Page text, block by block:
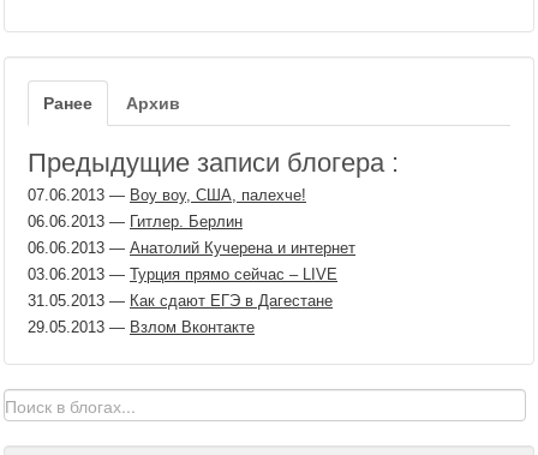
Ранее Архив
Предыдущие записи блогера :
07.06.2013 — Воу воу, США, палехче!
06.06.2013 — Гитлер. Берлин
06.06.2013 — Анатолий Кучерена и интернет
03.06.2013 — Турция прямо сейчас – LIVE
31.05.2013 — Как сдают ЕГЭ в Дагестане
29.05.2013 — Взлом Вконтакте